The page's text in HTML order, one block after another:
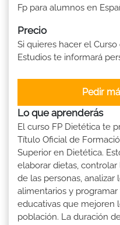
Fp para alumnos en
Precio
Si quieres hacer el
Estudios te informará
Pedir
Lo que aprenderás
El curso FP Dietética te
Título Oficial de
Superior en Dietética.
elaborar dietas,
de las personas,
alimentarios y
educativas que mejoren
población. La duración